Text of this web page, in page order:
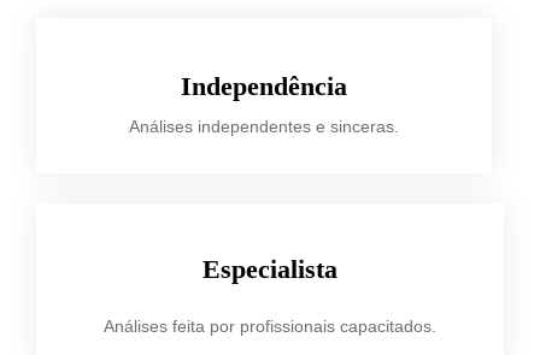
Independência
Análises independentes e sinceras.
Especialista
Análises feita por profissionais capacitados.